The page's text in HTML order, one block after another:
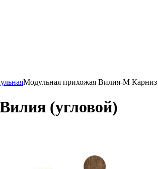
Модульная прихожая Вилия-М
(угловой)